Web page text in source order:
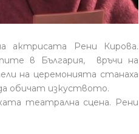
актрисата Рени Кирова.
в България, връчи на
на церемонията станаха
обичат изкуството.
театрална сцена. Рени